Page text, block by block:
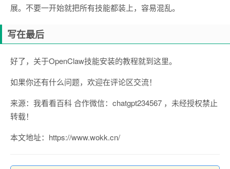
展。不要一开始就把所有技能都装上，容易混乱。
写在最后
好了，关于OpenClaw技能安装的教程就到这里。
如果你还有什么问题，欢迎在评论区交流！
来源：我看看百科 合作微信：chatgpt234567 ，未经授权禁止
转载！
本文地址：https://www.wokk.cn/